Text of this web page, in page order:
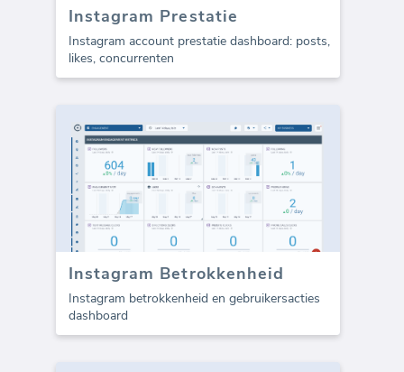
Instagram Prestatie
Instagram account prestatie dashboard: posts,
likes, concurrenten
Instagram Betrokkenheid
Instagram betrokkenheid en gebruikersacties
dashboard